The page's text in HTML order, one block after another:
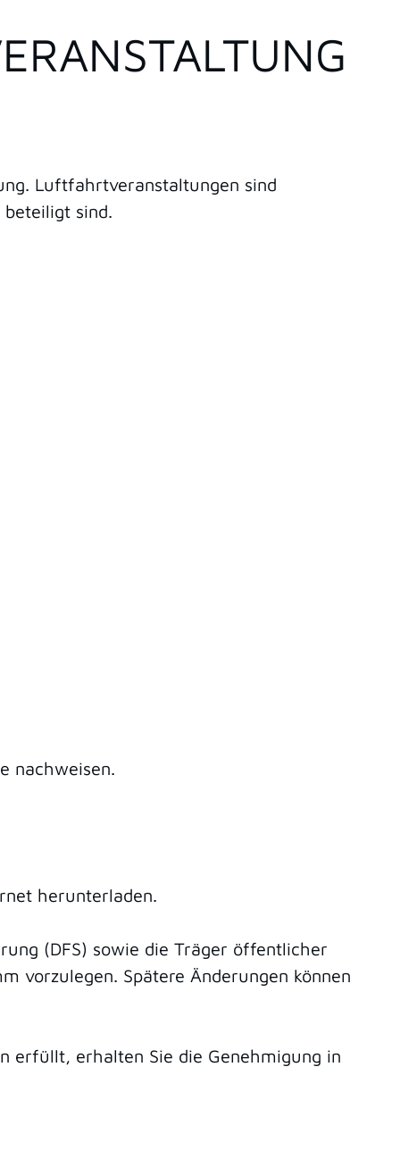
Luftfahrtveranstaltungen sind
sind.
nachweisen.
herunterladen.
(DFS) sowie die Träger öffentlicher
vorzulegen. Spätere Änderungen können
erfüllt, erhalten Sie die Genehmigung in